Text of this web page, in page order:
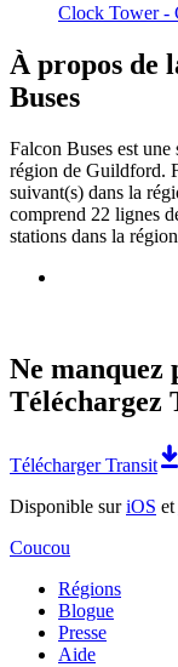
Clock Tower -
À propos de
Buses
Falcon Buses est
région de Guildford.
suivant(s) dans la
comprend 22 lignes
stations dans la
Ne manquez
Téléchargez
Télécharger Transit
Disponible suriOS et
Coucou
Régions
Blogue
Presse
Aide